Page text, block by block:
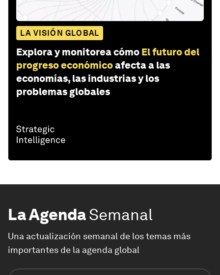
LA VISIÓN GLOBAL
Explora y monitorea cómo El futuro del
progreso económicoafecta a las
economías, las industrias y los
problemas globales
La AgendaSemanal
Una actualización semanal de los temas más
importantes de la agenda global